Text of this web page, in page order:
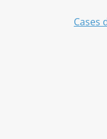
Cases